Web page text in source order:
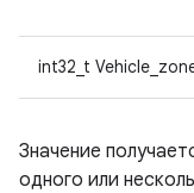
int32_t
Значение
одного или